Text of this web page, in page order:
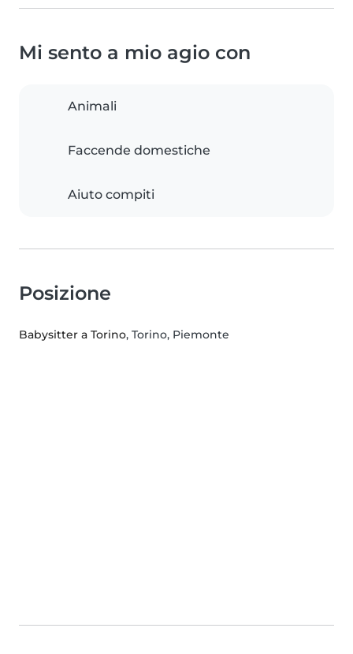
Mi sento a mio agio con
Animali
Faccende domestiche
Aiuto compiti
Posizione
Babysitter a Torino, Torino, Piemonte